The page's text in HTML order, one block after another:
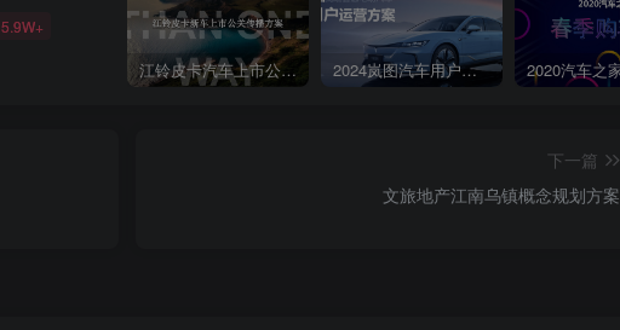
5.9W+
江铃皮卡汽车上市公关传播策划案 2024岚图汽车用户运营方案
下一篇
文旅地产江南乌镇概念规划方案